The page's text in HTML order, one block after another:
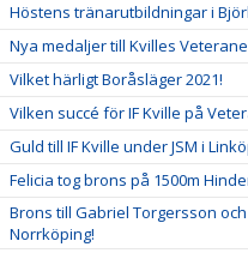
Höstens tränarutbildningar i
Nya medaljer till Kvilles
Vilket härligt Boråsläger 2021!
Vilken succé för IF Kville på
Guld till IF Kville under JSM i
Felicia tog brons på 1500m
Brons till Gabriel Torgersson och
Norrköping!